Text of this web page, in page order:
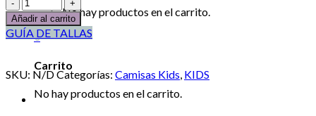
No hay productos en el carrito.
0
Carrito
No hay productos en el carrito.
Añadir al carrito
GUÍA DE TALLAS
SKU: N/DCategorías: Camisas Kids, KIDS